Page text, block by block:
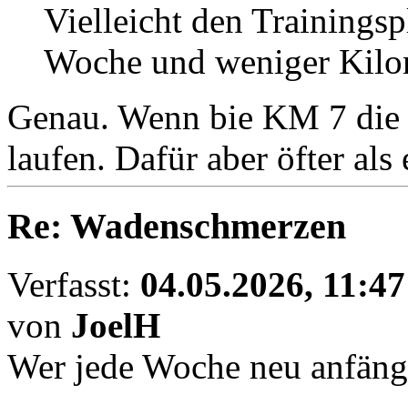
Vielleicht den
Woche und weniger
Genau. Wenn bie KM 7
laufen. Dafür aber öfter als
Re: Wadenschmerzen
Verfasst: 04.05.2026, 11:47
von JoelH
Wer jede Woche neu